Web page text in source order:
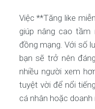
Việc **Tăng like
giúp nâng cao
đồng mạng. Với số
bạn sẽ trở nên
nhiều người xem
tuyệt vời để nổi
cá nhân hoặc doanh